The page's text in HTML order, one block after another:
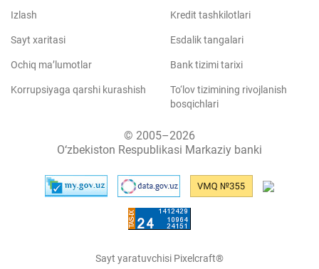
Izlash
Sayt xaritasi
Ochiq ma’lumotlar
Korrupsiyaga qarshi kurashish
Kredit tashkilotlari
Esdalik tangalari
Bank tizimi tarixi
To‘lov tizimining rivojlanish
bosqichlari
© 2005–2026
O‘zbekiston Respublikasi Markaziy banki
Sayt yaratuvchisi Pixelcraft®